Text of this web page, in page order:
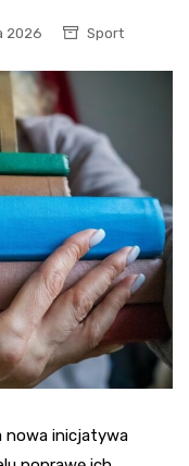
2026 Sport
nowa inicjatywa